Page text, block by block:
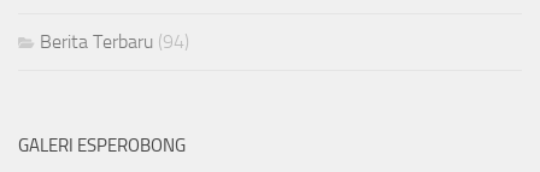
Berita Terbaru (94)
GALERI ESPEROBONG